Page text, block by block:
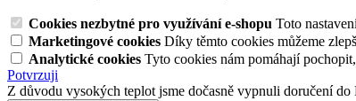
Cookies nezbytné pro využívání e-shopu Toto
Marketingové cookies Díky těmto cookies můžeme
Analytické cookies Tyto cookies nám pomáhají
Potvrzuji
Z důvodu vysokých teplot jsme dočasně vypnuli doručení